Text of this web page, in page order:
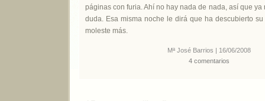
páginas con furia. Ahí no hay nada de nada, así que
duda. Esa misma noche le dirá que ha descubierto
moleste más.
Mª José Barrios | 16/06/2008
4 comentarios